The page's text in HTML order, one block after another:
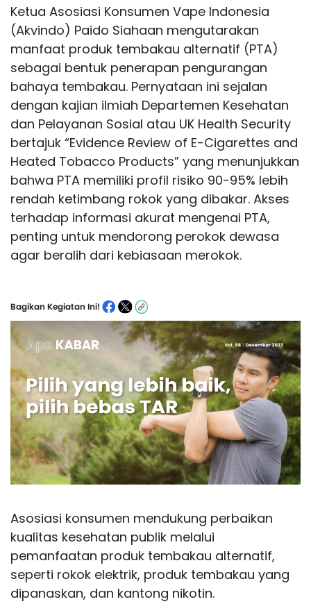
Ketua Asosiasi Konsumen Vape Indonesia
(Akvindo) Paido Siahaan mengutarakan
manfaat produk tembakau alternatif (PTA)
sebagai bentuk penerapan pengurangan
bahaya tembakau. Pernyataan ini sejalan
dengan kajian ilmiah Departemen Kesehatan
dan Pelayanan Sosial atau UK Health Security
bertajuk “Evidence Review of E-Cigarettes and
Heated Tobacco Products” yang menunjukkan
bahwa PTA memiliki profil risiko 90-95% lebih
rendah ketimbang rokok yang dibakar. Akses
terhadap informasi akurat mengenai PTA,
penting untuk mendorong perokok dewasa
agar beralih dari kebiasaan merokok.
Bagikan Kegiatan Ini!
Asosiasi konsumen mendukung perbaikan
kualitas kesehatan publik melalui
pemanfaatan produk tembakau alternatif,
seperti rokok elektrik, produk tembakau yang
dipanaskan, dan kantong nikotin.